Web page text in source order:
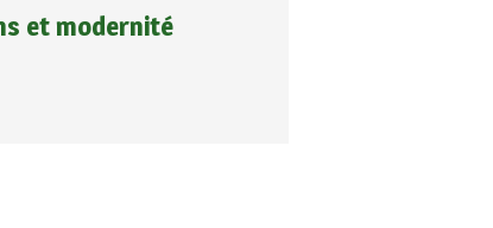
et modernité